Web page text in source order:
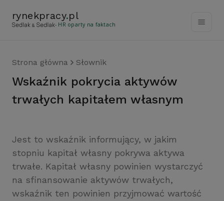
rynekpracy.pl
- HR oparty na faktach
Strona główna Słownik
wskaźnik pokrycia aktywów
trwałych kapitałem własnym
Jest to wskaźnik informujący, w jakim
stopniu kapitał własny pokrywa aktywa
trwałe. Kapitał własny powinien wystarczyć
na sfinansowanie aktywów trwałych,
wskaźnik ten powinien przyjmować wartość